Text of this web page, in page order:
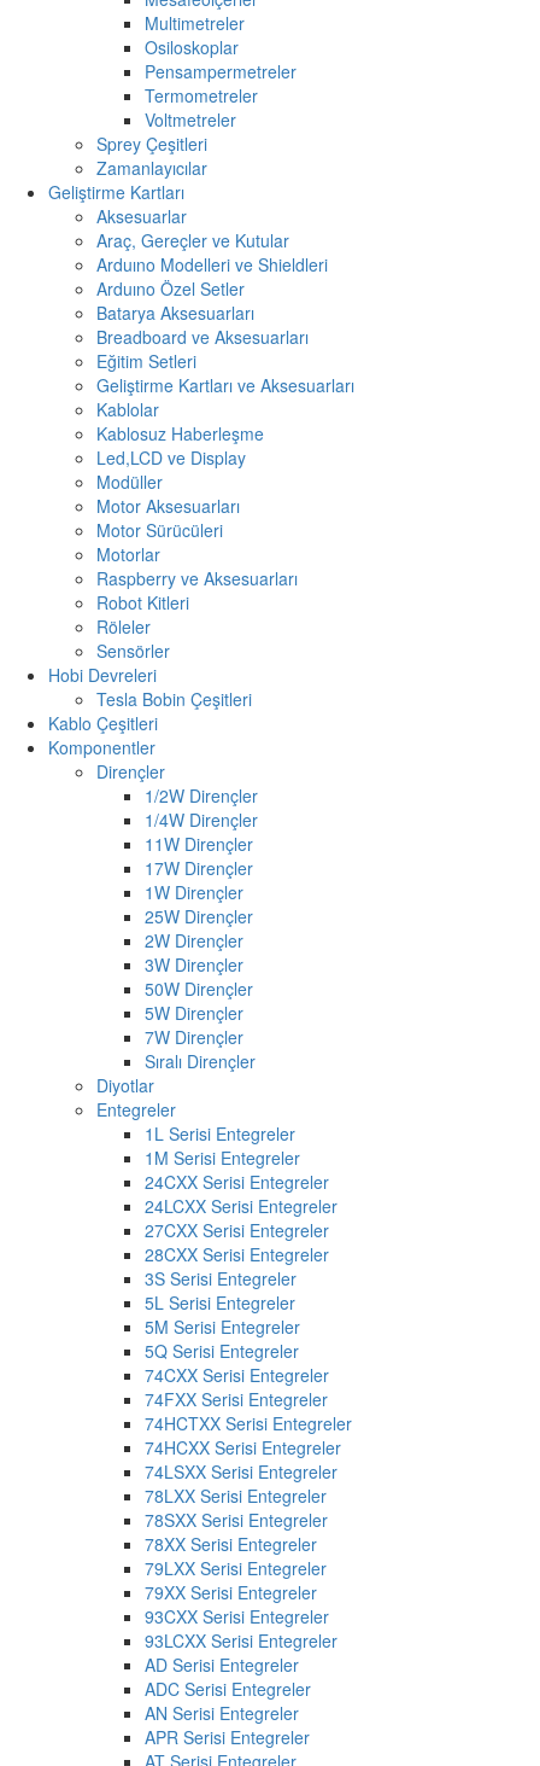
Multimetreler
Osiloskoplar
Pensampermetreler
Termometreler
Voltmetreler
Sprey Çeşitleri
Zamanlayıcılar
Geliştirme Kartları
Aksesuarlar
Araç, Gereçler ve Kutular
Arduıno Modelleri ve Shieldleri
Arduıno Özel Setler
Batarya Aksesuarları
Breadboard ve Aksesuarları
Eğitim Setleri
Geliştirme Kartları ve Aksesuarları
Kablolar
Kablosuz Haberleşme
Led,LCD ve Display
Modüller
Motor Aksesuarları
Motor Sürücüleri
Motorlar
Raspberry ve Aksesuarları
Robot Kitleri
Röleler
Sensörler
Hobi Devreleri
Tesla Bobin Çeşitleri
Kablo Çeşitleri
Komponentler
Dirençler
1/2W Dirençler
1/4W Dirençler
11W Dirençler
17W Dirençler
1W Dirençler
25W Dirençler
2W Dirençler
3W Dirençler
50W Dirençler
5W Dirençler
7W Dirençler
Sıralı Dirençler
Diyotlar
Entegreler
1L Serisi Entegreler
1M Serisi Entegreler
24CXX Serisi Entegreler
24LCXX Serisi Entegreler
27CXX Serisi Entegreler
28CXX Serisi Entegreler
3S Serisi Entegreler
5L Serisi Entegreler
5M Serisi Entegreler
5Q Serisi Entegreler
74CXX Serisi Entegreler
74FXX Serisi Entegreler
74HCTXX Serisi Entegreler
74HCXX Serisi Entegreler
74LSXX Serisi Entegreler
78LXX Serisi Entegreler
78SXX Serisi Entegreler
78XX Serisi Entegreler
79LXX Serisi Entegreler
79XX Serisi Entegreler
93CXX Serisi Entegreler
93LCXX Serisi Entegreler
AD Serisi Entegreler
ADC Serisi Entegreler
AN Serisi Entegreler
APR Serisi Entegreler
AT Serisi Entegreler